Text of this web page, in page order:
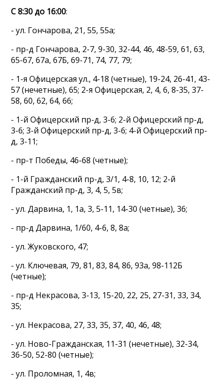
С 8:30 до 16:00:
- ул. Гончарова, 21, 55, 55а;
- пр-д Гончарова, 2-7, 9-30, 32-44, 46, 48-59, 61, 63,
65-67, 67а, 67Б, 69-71, 74, 77, 79;
- 1-я Офицерская ул., 4-18 (четные), 19-24, 26-41, 43-
57 (нечетные), 65; 2-я Офицерская, 2, 4, 6, 8-35, 37-
58, 60, 62, 64, 66;
- 1-й Офицерский пр-д, 3-6; 2-й Офицерский пр-д,
3-6; 3-й Офицерский пр-д, 3-6; 4-й Офицерский пр-
д, 3-11;
- пр-т Победы, 46-68 (четные);
- 1-й Гражданский пр-д, 3/1, 4-8, 10, 12; 2-й
Гражданский пр-д, 3, 4, 5, 5в;
- ул. Дарвина, 1, 1а, 3, 5-11, 14-30 (четные), 36;
- пр-д Дарвина, 1/60, 4-6, 8, 8а;
- ул. Жуковского, 47;
- ул. Ключевая, 79, 81, 83, 84, 86, 93а, 98-112Б
(четные);
- пр-д Некрасова, 3-13, 15-20, 22, 25, 27-31, 33, 34,
35;
- ул. Некрасова, 27, 33, 35, 37, 40, 46, 48;
- ул. Ново-Гражданская, 11-31 (нечетные), 32-34,
36-50, 52-80 (четные);
- ул. Проломная, 1, 4в;